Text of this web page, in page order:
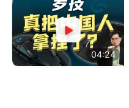
04:24